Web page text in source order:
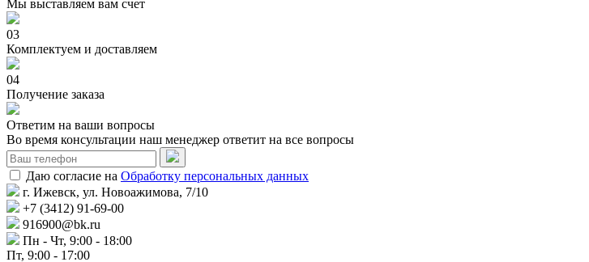
Мы выставляем вам счет
03
Комплектуем и доставляем
04
Получение заказа
Ответим на ваши вопросы
Во время консультации наш менеджер ответит на все вопросы
Даю согласие на Обработку персональных данных
г. Ижевск, ул. Новоажимова, 7/10
+7 (3412) 91-69-00
916900@bk.ru
Пн - Чт, 9:00 - 18:00
Пт, 9:00 - 17:00